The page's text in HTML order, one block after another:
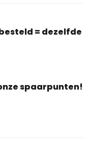
= dezelfde
spaarpunten!